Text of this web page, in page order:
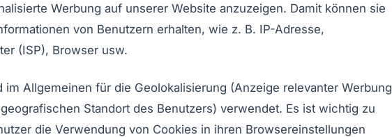
Werbung auf unserer Website anzuzeigen. Damit können sie
von Benutzern erhalten, wie z. B. IP-Adresse,
(ISP), Browser usw.
im Allgemeinen für die Geolokalisierung (Anzeige relevanter Werbung
Standort des Benutzers) verwendet. Es ist wichtig zu
die Verwendung von Cookies in ihren Browsereinstellungen